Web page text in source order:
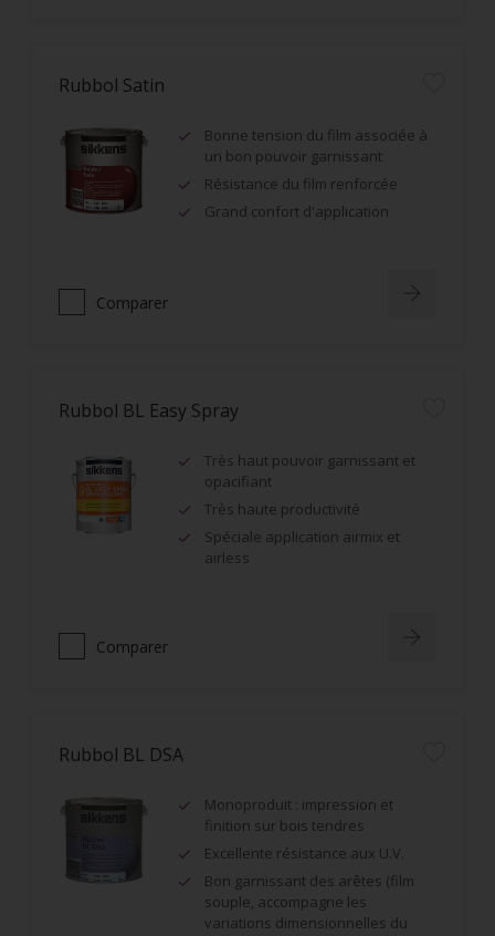
Rubbol Satin
Bonne tension du film associée à
un bon pouvoir garnissant
Résistance du film renforcée
Grand confort d'application
Comparer
Rubbol BL Easy Spray
Très haut pouvoir garnissant et
opacifiant
Très haute productivité
Spéciale application airmix et
airless
Comparer
Rubbol BL DSA
Monoproduit : impression et
finition sur bois tendres
Excellente résistance aux U.V.
Bon garnissant des arêtes (film
souple, accompagne les
variations dimensionnelles du